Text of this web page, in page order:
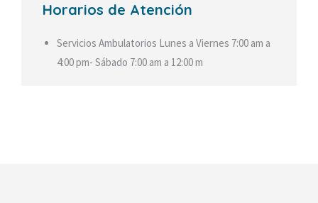
Horarios de Atención
Servicios Ambulatorios Lunes a Viernes 7:00 am a
4:00 pm- Sábado 7:00 am a 12:00 m